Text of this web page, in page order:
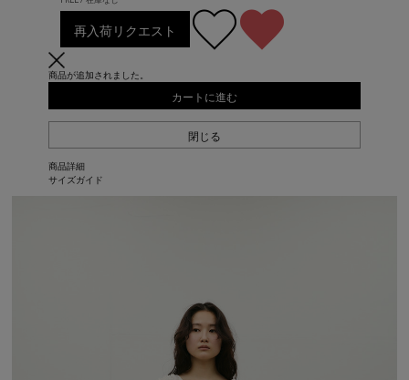
再入荷リクエスト
商品が追加されました。
カートに進む
閉じる
商品詳細
サイズガイド